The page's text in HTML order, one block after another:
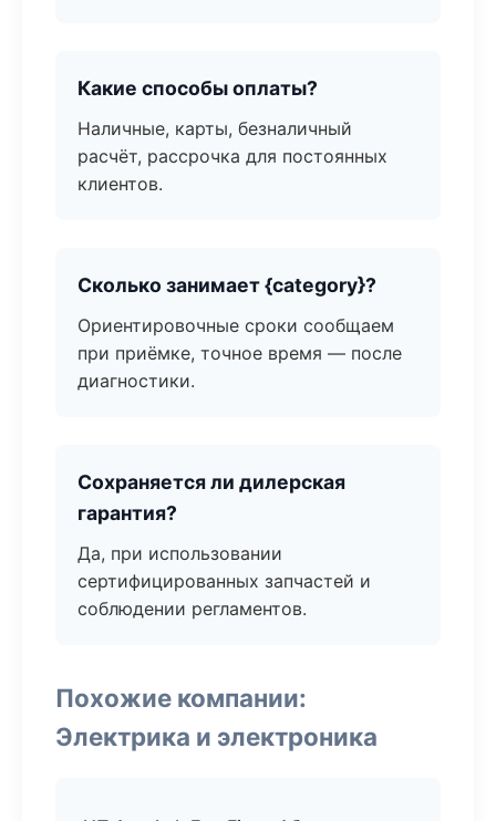
Какие способы оплаты?
Наличные, карты, безналичный
расчёт, рассрочка для постоянных
клиентов.
Сколько занимает {category}?
Ориентировочные сроки сообщаем
при приёмке, точное время — после
диагностики.
Сохраняется ли дилерская
гарантия?
Да, при использовании
сертифицированных запчастей и
соблюдении регламентов.
Похожие компании:
Электрика и электроника